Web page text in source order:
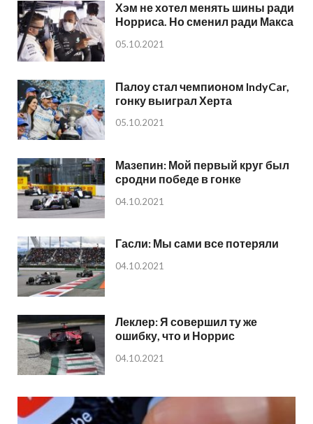
Хэм не хотел менять шины ради
Норриса. Но сменил ради Макса
05.10.2021
Палоу стал чемпионом IndyCar,
гонку выиграл Херта
05.10.2021
Мазепин: Мой первый круг был
сродни победе в гонке
04.10.2021
Гасли: Мы сами все потеряли
04.10.2021
Леклер: Я совершил ту же
ошибку, что и Норрис
04.10.2021